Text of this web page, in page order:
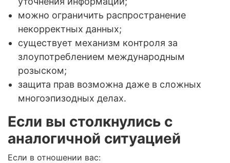
можно ограничить распространение
некорректных данных;
существует механизм контроля за
злоупотреблением международным
розыском;
защита прав возможна даже в сложных
многоэпизодных делах.
Если вы столкнулись с
аналогичной ситуацией
Если в отношении вас: